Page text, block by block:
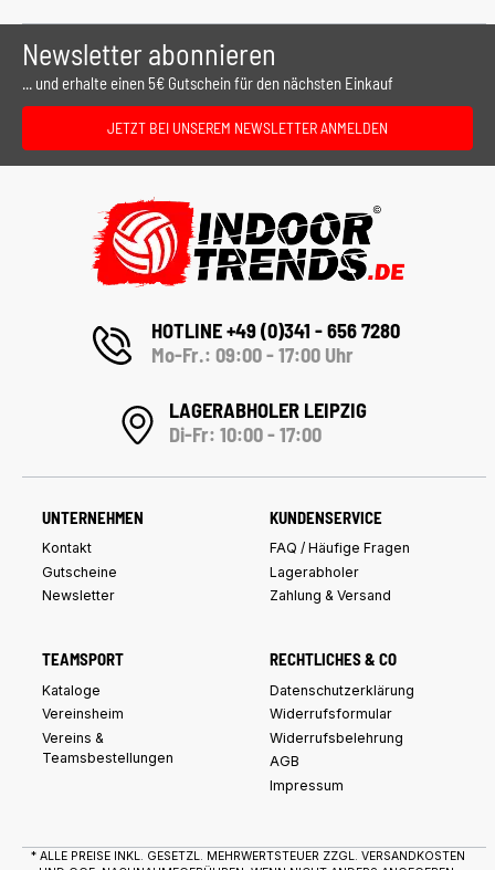
Newsletter abonnieren
... und erhalte einen 5€ Gutschein für den nächsten Einkauf
JETZT BEI UNSEREM NEWSLETTER ANMELDEN
HOTLINE +49 (0)341 - 656 7280
Mo-Fr.: 09:00 - 17:00 Uhr
LAGERABHOLER LEIPZIG
Di-Fr: 10:00 - 17:00
UNTERNEHMEN
Kontakt
Gutscheine
Newsletter
KUNDENSERVICE
FAQ / Häufige Fragen
Lagerabholer
Zahlung & Versand
TEAMSPORT
Kataloge
Vereinsheim
Vereins &
Teamsbestellungen
RECHTLICHES & CO
Datenschutzerklärung
Widerrufsformular
Widerrufsbelehrung
AGB
Impressum
* ALLE PREISE INKL. GESETZL. MEHRWERTSTEUER ZZGL. VERSANDKOSTEN